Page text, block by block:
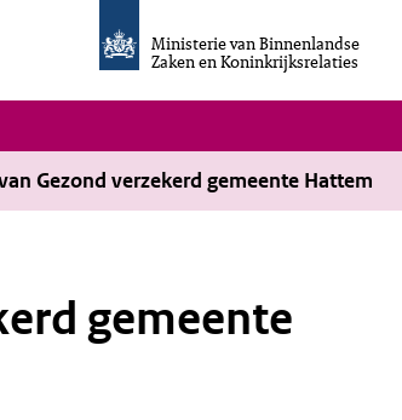
Ministerie van Binnenlandse
Zaken en Koninkrijksrelaties
van
Invulassistent
Toegankelijkheidsverklaring
Gezond verzekerd gemeente Hattem
gemeente